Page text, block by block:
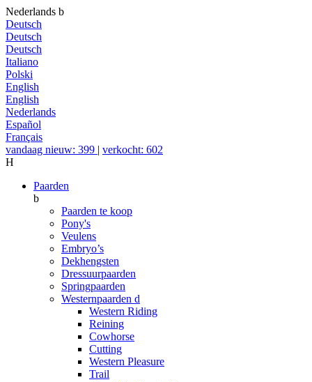
Nederlands b
Deutsch
Deutsch
Deutsch
Italiano
Polski
English
English
Nederlands
Español
Français
vandaag nieuw: 399 | verkocht: 602
H
Paarden
b
Paarden te koop
Pony's
Veulens
Embryo’s
Dekhengsten
Dressuurpaarden
Springpaarden
Westernpaarden d
Western Riding
Reining
Cowhorse
Cutting
Western Pleasure
Trail